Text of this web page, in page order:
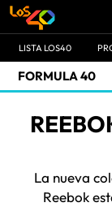
LISTA LOS40
FORMULA 40
La nueva
Reebok